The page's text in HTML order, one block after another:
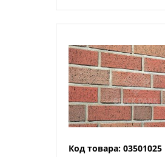
Код товара: 03501025